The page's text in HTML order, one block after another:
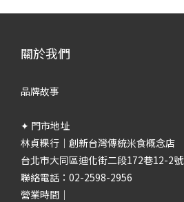
關於我們
品牌故事
✦ 門市地址
林貞粿行｜創新台灣傳統米食概念店
台北市大同區迪化街二段172巷12-2號
聯絡電話：02-2598-2956
營業時間｜